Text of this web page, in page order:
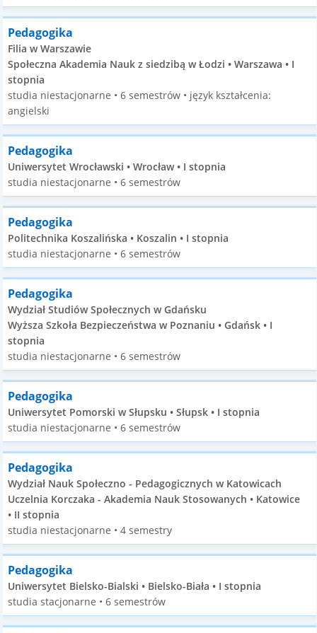
Pedagogika
Filia w Warszawie
Społeczna Akademia Nauk z siedzibą w Łodzi • Warszawa • I
stopnia
studia niestacjonarne • 6 semestrów • język kształcenia:
angielski
Pedagogika
Uniwersytet Wrocławski • Wrocław • I stopnia
studia niestacjonarne • 6 semestrów
Pedagogika
Politechnika Koszalińska • Koszalin • I stopnia
studia niestacjonarne • 6 semestrów
Pedagogika
Wydział Studiów Społecznych w Gdańsku
Wyższa Szkoła Bezpieczeństwa w Poznaniu • Gdańsk • I
stopnia
studia niestacjonarne • 6 semestrów
Pedagogika
Uniwersytet Pomorski w Słupsku • Słupsk • I stopnia
studia niestacjonarne • 6 semestrów
Pedagogika
Wydział Nauk Społeczno - Pedagogicznych w Katowicach
Uczelnia Korczaka - Akademia Nauk Stosowanych • Katowice
• II stopnia
studia niestacjonarne • 4 semestry
Pedagogika
Uniwersytet Bielsko-Bialski • Bielsko-Biała • I stopnia
studia stacjonarne • 6 semestrów